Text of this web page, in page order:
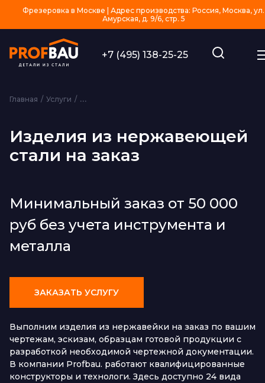
Фрезеровка в Москве | Адрес производства: Россия, Москва, ул.
Амурская, д. 9/6, стр. 5
+7 (495) 138-25-25
Главная Услуги Изготовление изделий из металла на заказ
Изделия из нержавеющей
стали на заказ
Минимальный заказ от 50 000
руб без учета инструмента и
металла
ЗАКАЗАТЬ УСЛУГУ
Выполним изделия из нержавейки на заказ по вашим
чертежам, эскизам, образцам готовой продукции с
разработкой необходимой чертежной документации.
В компании Profbau. работают квалифицированные
конструкторы и технологи. Здесь доступно 24 вида